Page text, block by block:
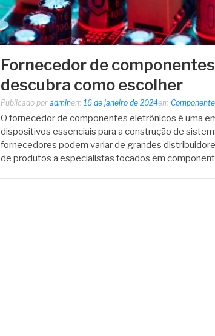
Fornecedor de
descubra como escolher
Publicado por adminem 16 de janeiro de 2024em
O fornecedor de componentes eletrônicos é uma
dispositivos essenciais para a construção de
fornecedores podem variar de grandes
de produtos a especialistas focados em